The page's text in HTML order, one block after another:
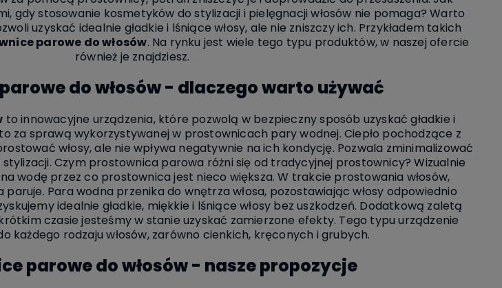
gdy stosowanie kosmetyków do stylizacji i pielęgnacji włosów nie pomaga? Warto
uzyskać idealnie gładkie i lśniące włosy, ale nie zniszczy ich. Przykładem takich
parowe do włosów. Na rynku jest wiele tego typu produktów, w naszej ofercie
również je znajdziesz.
do włosów - dlaczego warto używać
to innowacyjne urządzenia, które pozwolą w bezpieczny sposób uzyskać gładkie i
za sprawą wykorzystywanej w prostownicach pary wodnej. Ciepło pochodzące z
włosy, ale nie wpływa negatywnie na ich kondycję. Pozwala zminimalizować
Czym prostownica parowa różni się od tradycyjnej prostownicy? Wizualnie
wodę przez co prostownica jest nieco większa. W trakcie prostowania włosów,
Para wodna przenika do wnętrza włosa, pozostawiając włosy odpowiednio
idealnie gładkie, miękkie i lśniące włosy bez uszkodzeń. Dodatkową zaletą
czasie jesteśmy w stanie uzyskać zamierzone efekty. Tego typu urządzenie
każdego rodzaju włosów, zarówno cienkich, kręconych i grubych.
parowe do włosów - nasze propozycje